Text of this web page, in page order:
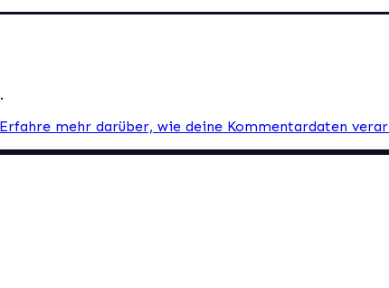
Erfahre mehr darüber, wie deine Kommentardaten